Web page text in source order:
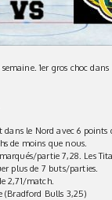
1er gros choc
le Nord avec 6 points
de moins que nous.
partie 7,28. Les
plus de 7 buts/parties.
2,71/match.
(Bradford Bulls 3,25)